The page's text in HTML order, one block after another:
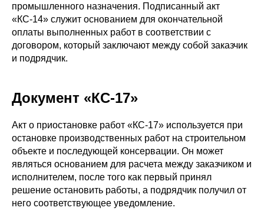
промышленного назначения. Подписанный акт
«КС-14» служит основанием для окончательной
оплаты выполненных работ в соответствии с
договором, который заключают между собой заказчик
и подрядчик.
Документ «КС-17»
Акт о приостановке работ «КС-17» используется при
остановке производственных работ на строительном
объекте и последующей консервации. Он может
являться основанием для расчета между заказчиком и
исполнителем, после того как первый принял
решение остановить работы, а подрядчик получил от
него соответствующее уведомление.